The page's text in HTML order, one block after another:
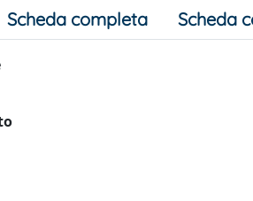
Scheda completa Scheda